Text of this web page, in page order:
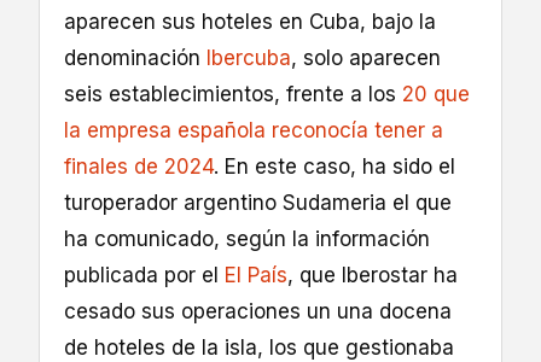
aparecen sus hoteles en Cuba, bajo la
denominación Ibercuba, solo aparecen
seis establecimientos, frente a los 20 que
la empresa española reconocía tener a
finales de 2024. En este caso, ha sido el
turoperador argentino Sudameria el que
ha comunicado, según la información
publicada por el El País, que Iberostar ha
cesado sus operaciones un una docena
de hoteles de la isla, los que gestionaba